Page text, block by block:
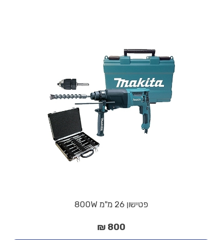
פטישון 26 מ"מ 800W
800 ₪